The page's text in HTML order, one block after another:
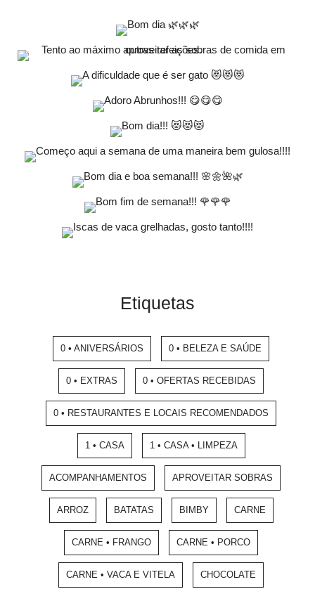
Etiquetas
0 • ANIVERSÁRIOS 0 • BELEZA E SAÚDE
0 • EXTRAS 0 • OFERTAS RECEBIDAS
0 • RESTAURANTES E LOCAIS RECOMENDADOS
1 • CASA 1 • CASA • LIMPEZA
ACOMPANHAMENTOS APROVEITAR SOBRAS
ARROZ BATATAS BIMBY CARNE
CARNE • FRANGO CARNE • PORCO
CARNE • VACA E VITELA CHOCOLATE